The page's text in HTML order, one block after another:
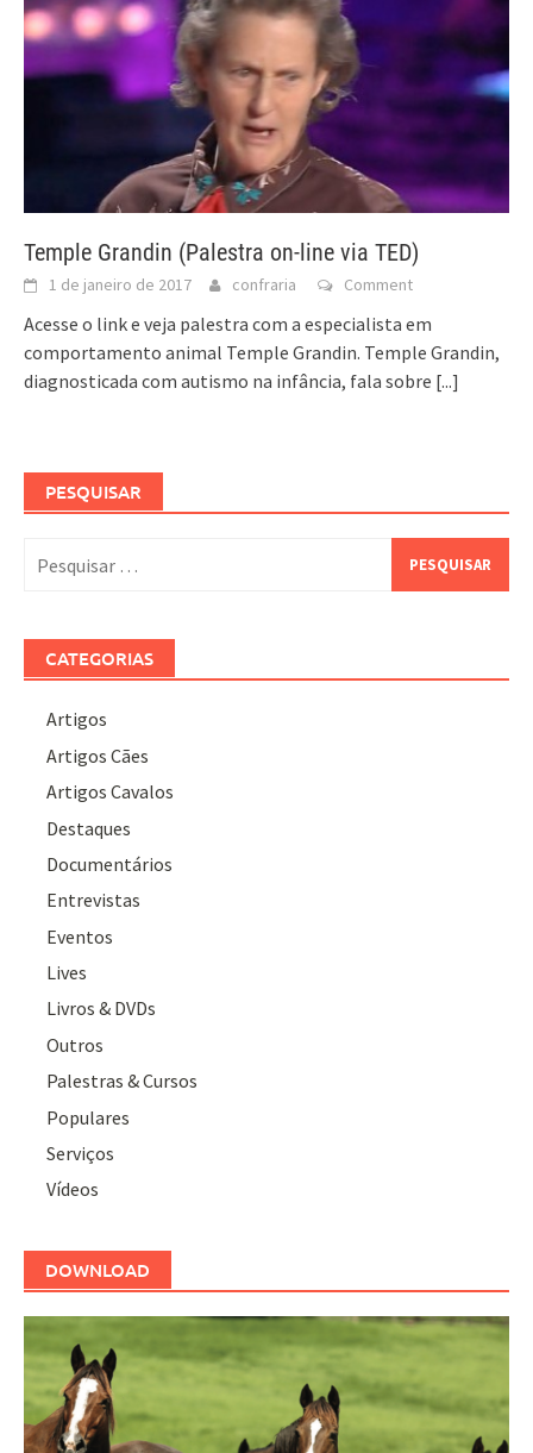
Temple Grandin (Palestra on-line via TED)
1 de janeiro de 2017 confraria Comment
Acesse o link e veja palestra com a especialista em
comportamento animal Temple Grandin. Temple Grandin,
diagnosticada com autismo na infância, fala sobre [...]
PESQUISAR
por:
CATEGORIAS
Artigos
Artigos Cães
Artigos Cavalos
Destaques
Documentários
Entrevistas
Eventos
Lives
Livros & DVDs
Outros
Palestras & Cursos
Populares
Serviços
Vídeos
DOWNLOAD